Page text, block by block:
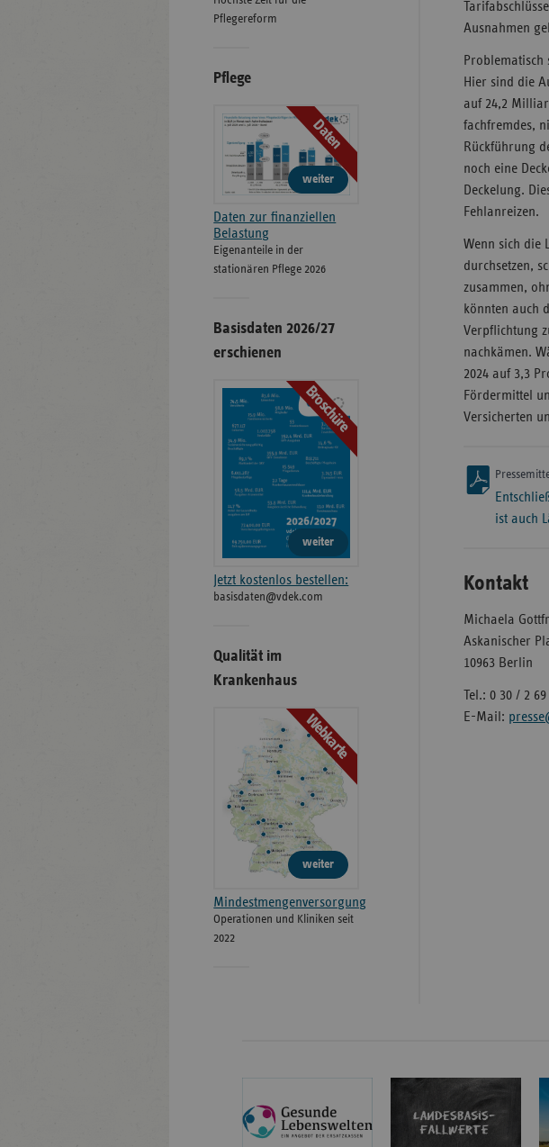
Ausnahmen
Problematisch
Hier sind die
auf 24,2
fachfremdes,
Rückführung
noch eine
Deckelung.
Fehlanreizen.
Wenn sich die
durchsetzen,
zusammen,
könnten auch
Verpflichtung
nachkämen.
2024 auf 3,3
Fördermittel
Versicherten
ist auch
Kontakt
Michaela
Askanischer
10963 Berlin
Tel.: 0 30 / 2
E-Mail:
Pflegereform
Pflege
Daten
weiter
Daten zur finanziellen
Belastung
Eigenanteile in der
stationären Pflege 2026
Basisdaten 2026/27
erschienen
Broschüre
weiter
Jetzt kostenlos bestellen:
basisdaten@vdek.com
Qualität im
Krankenhaus
Webkarte
weiter
Mindestmengenversorgung
Operationen und Kliniken seit
2022